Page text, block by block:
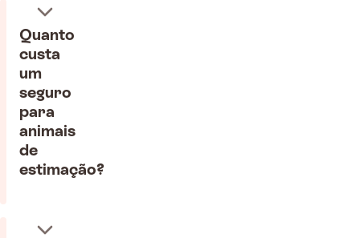
Quanto
custa
um
seguro
para
animais
de
estimação?